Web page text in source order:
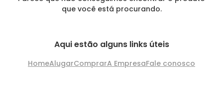
que você está procurando.
Aqui estão alguns links úteis
HomeAlugarComprarA EmpresaFale conosco